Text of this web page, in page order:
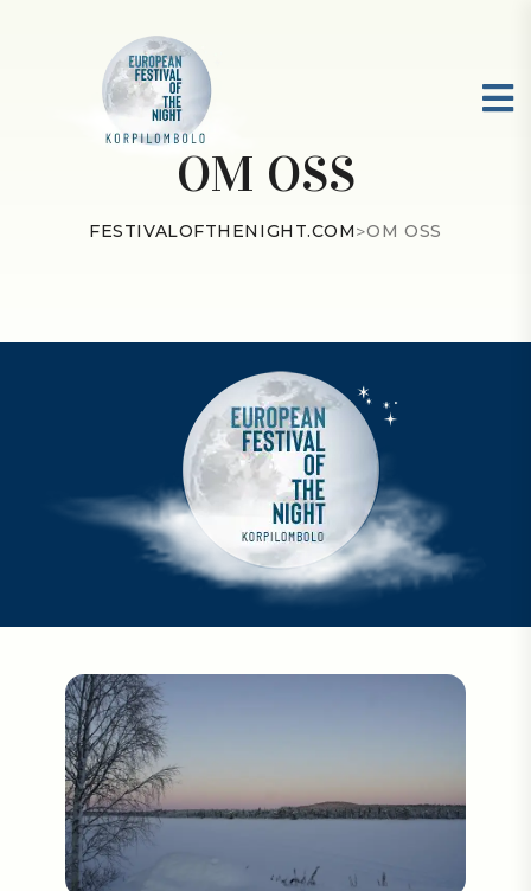
OM OSS
FESTIVALOFTHENIGHT.COM>OM OSS